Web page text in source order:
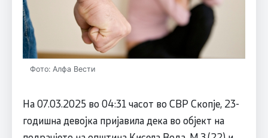
Фото: Алфа Вести
На 07.03.2025 во 04:31 часот во СВР Скопје, 23-
годишна девојка пријавила дека во објект на